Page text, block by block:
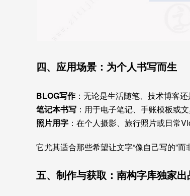
四、应用场景：为个人书写而生
BLOG写作：无论是生活随笔、技术博客
笔记本书写 ：用于电子笔记、手账模板或
照片用字 ：在个人摄影、旅行照片或日常
它尤其适合那些希望让文字“像自己写的”而
五、制作与获取：南构字库独家出